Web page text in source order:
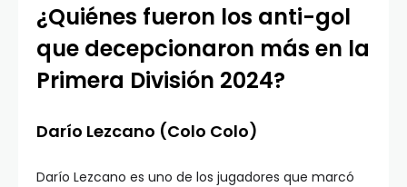
¿Quiénes fueron los anti-gol
que decepcionaron más en la
Primera División 2024?
Darío Lezcano (Colo Colo)
Darío Lezcano es uno de los jugadores que marcó